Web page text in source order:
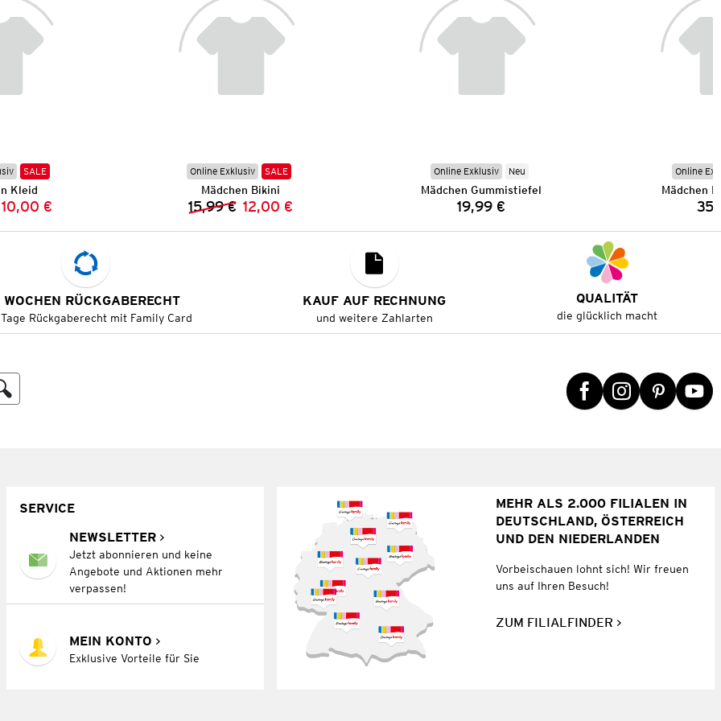
SALE
Kleid
Preis:
Preis:
10,00 €
Online Exklusiv SALE
Mädchen Bikini
Vorheriger Preis:
15,99 € Neuer Preis:
12,00 €
Online Exklusiv Neu
Mädchen Gummistiefel
Preis:
19,99 €
Online
Mädchen
RÜCKGABERECHT
Rückgaberecht mit Family Card
KAUF AUF RECHNUNG
und weitere Zahlarten
QUALITÄT
die glücklich macht
SERVICE
NEWSLETTER
Jetzt abonnieren und keine
Angebote und Aktionen mehr
verpassen!
MEIN KONTO
Exklusive Vorteile für Sie
MEHR ALS 2.000 FILIALEN IN
DEUTSCHLAND, ÖSTERREICH
UND DEN NIEDERLANDEN
Vorbeischauen lohnt sich! Wir freuen
uns auf Ihren Besuch!
ZUM FILIALFINDER